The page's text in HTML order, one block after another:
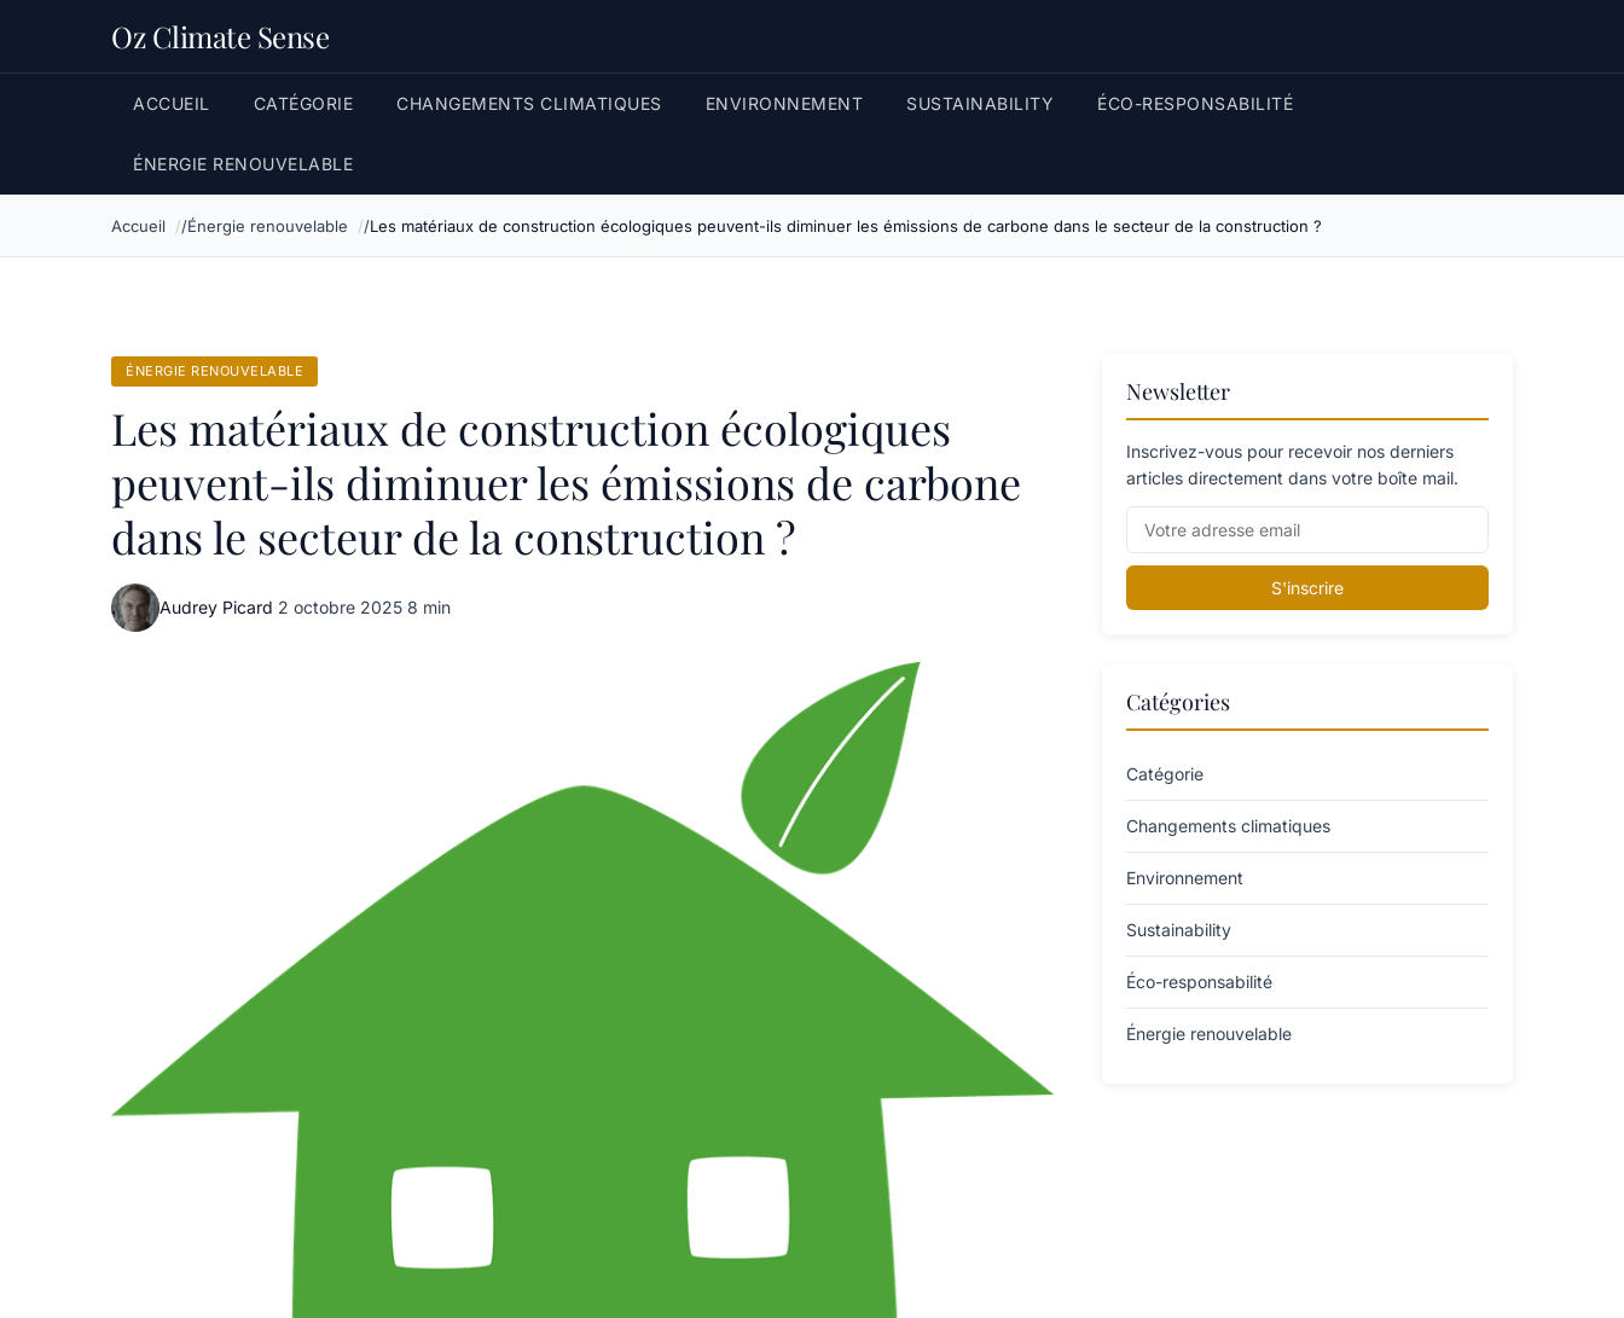
Oz Climate Sense
ACCUEIL CATÉGORIE CHANGEMENTS CLIMATIQUES ENVIRONNEMENT SUSTAINABILITY ÉCO-RESPONSABILITÉ
ÉNERGIE RENOUVELABLE
Accueil Énergie renouvelable Les matériaux de construction écologiques peuvent-ils diminuer les émissions de carbone dans le secteur de la construction ?
ÉNERGIE RENOUVELABLE
Les matériaux de construction écologiques
peuvent-ils diminuer les émissions de carbone
dans le secteur de la construction ?
Audrey Picard·2 octobre 2025·8 min
Newsletter
Inscrivez-vous pour recevoir nos derniers
articles directement dans votre boîte mail.
S'inscrire
Catégories
Catégorie
Changements climatiques
Environnement
Sustainability
Éco-responsabilité
Énergie renouvelable